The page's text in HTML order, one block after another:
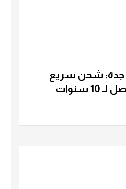
جدة: شحن سريع
سنوات